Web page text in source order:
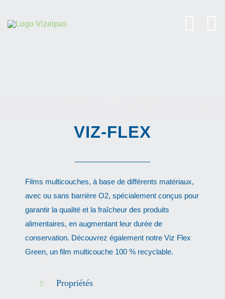
VIZ-FLEX
Films multicouches, à base de différents matériaux,
avec ou sans barrière O2, spécialement conçus pour
garantir la qualité et la fraîcheur des produits
alimentaires, en augmentant leur durée de
conservation. Découvrez également notre Viz Flex
Green, un film multicouche 100 % recyclable.
Propriétés